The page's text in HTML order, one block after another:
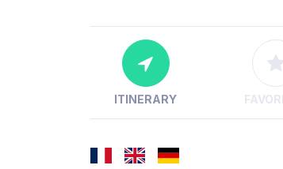
ITINERARY